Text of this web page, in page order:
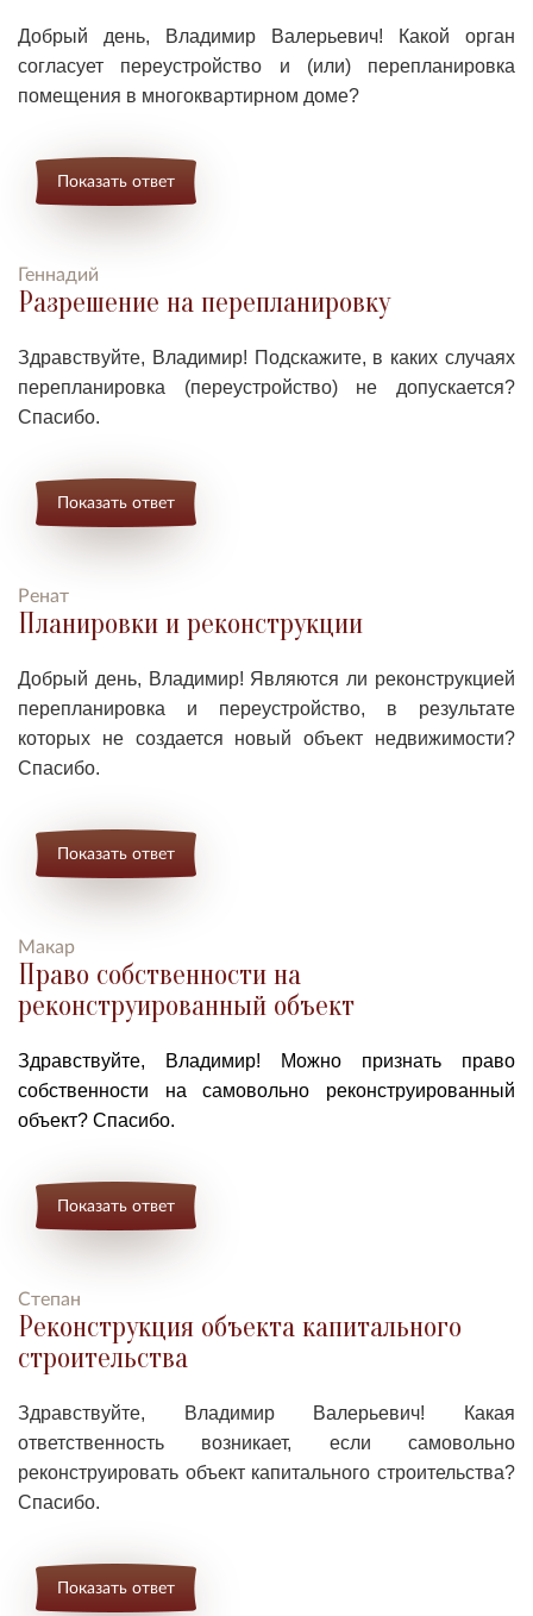
Добрый день, Владимир Валерьевич! Какой орган
согласует переустройство и (или) перепланировка
помещения в многоквартирном доме?
Показать ответ
Геннадий
Разрешение на перепланировку
Здравствуйте, Владимир! Подскажите, в каких случаях
перепланировка (переустройство) не допускается?
Спасибо.
Показать ответ
Ренат
Планировки и реконструкции
Добрый день, Владимир! Являются ли реконструкцией
перепланировка и переустройство, в результате
которых не создается новый объект недвижимости?
Спасибо.
Показать ответ
Макар
Право собственности на
реконструированный объект
Здравствуйте, Владимир! Можно признать право
собственности на самовольно реконструированный
объект? Спасибо.
Показать ответ
Степан
Реконструкция объекта капитального
строительства
Здравствуйте, Владимир Валерьевич! Какая
ответственность возникает, если самовольно
реконструировать объект капитального строительства?
Спасибо.
Показать ответ